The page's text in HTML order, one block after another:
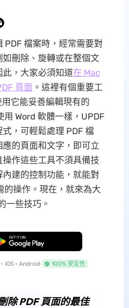
PDF 檔案時，經常需要對
刪除、旋轉或在整個文
，大家必須知道在 Mac
頁面 。這裡有個重要工
它能妥善編輯現有的
用 Word 軟體一樣，UPDF
，可輕鬆處理 PDF 檔
的頁面和文字，即可立
作這些工具不須具備技
建的控制功能，就能對
的操作。現在，就來為大
一些技巧。
免費下載
iOS • Android 100% 安全性
除 PDF 頁面的最佳